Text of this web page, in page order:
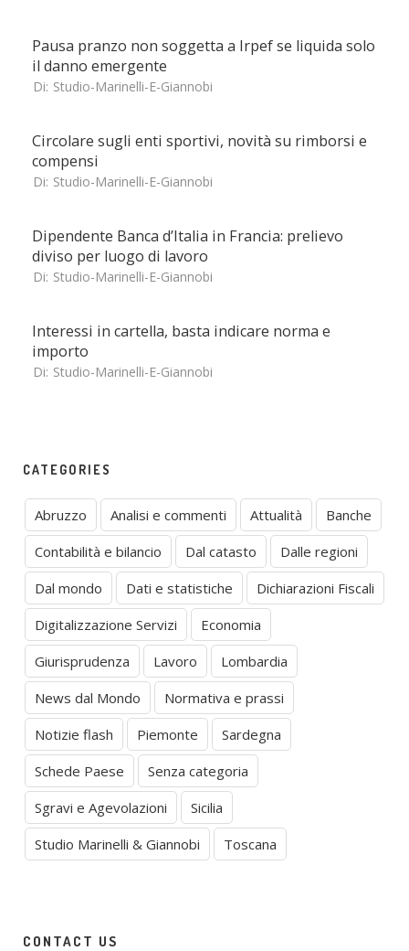
Pausa pranzo non soggetta a Irpef se liquida solo
il danno emergente
Di: Studio-Marinelli-E-Giannobi
Circolare sugli enti sportivi, novità su rimborsi e
compensi
Di: Studio-Marinelli-E-Giannobi
Dipendente Banca d’Italia in Francia: prelievo
diviso per luogo di lavoro
Di: Studio-Marinelli-E-Giannobi
Interessi in cartella, basta indicare norma e
importo
Di: Studio-Marinelli-E-Giannobi
CATEGORIES
Abruzzo Analisi e commenti Attualità
Banche
Contabilità e bilancio
Dal catasto
Dalle regioni
Dal mondo
Dati e statistiche
Dichiarazioni Fiscali
Digitalizzazione Servizi
Economia
Giurisprudenza
Lavoro
Lombardia
News dal Mondo
Normativa e prassi
Notizie flash
Piemonte
Sardegna
Schede Paese
Senza categoria
Sgravi e Agevolazioni
Sicilia
Studio Marinelli & Giannobi
Toscana
CONTACT US